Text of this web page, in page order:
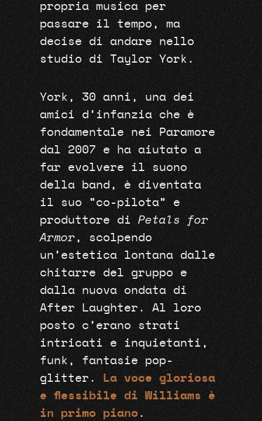
propria musica per
passare il tempo, ma
decise di andare nello
studio di Taylor York.
York, 30 anni, una dei
amici d’infanzia che è
fondamentale nei Paramore
dal 2007 e ha aiutato a
far evolvere il suono
della band, è diventata
il suo “co-pilota” e
produttore diPetals for
Armor , scolpendo
un’estetica lontana dalle
chitarre del gruppo e
dalla nuova ondata di
After Laughter. Al loro
posto c’erano strati
intricati e inquietanti,
funk, fantasie pop-
glitter.
La voce gloriosa
e flessibile di Williams è
in primo piano .